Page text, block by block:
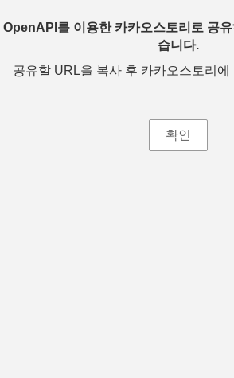
OpenAPI를 이용한 카카오스토리로 공
습니다.
공유할 URL을 복사 후 카카오스토리
확인